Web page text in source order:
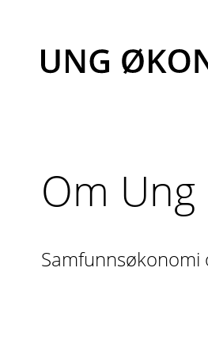
innhold
Om
Samfunnsøkonomi